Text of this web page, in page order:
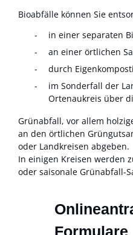
Bioabfälle können Sie
in einer separaten
an einer örtlichen
durch
im Sonderfall der
Ortenaukreis über
Grünabfall, vor allem
an den örtlichen
oder Landkreisen abgeben.
In einigen Kreisen werden
oder saisonale Grünabfall-